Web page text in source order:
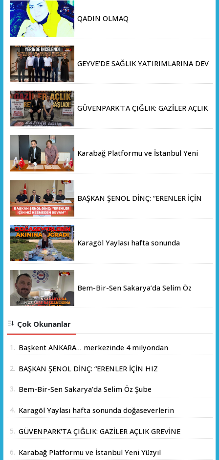
QADIN OLMAQ
GEYVE’DE SAĞLIK YATIRIMLARINA DEV
KAYHAN ÖZDEMİR VE SAHA HEYETİ
GÜVENPARK'TA ÇIĞLIK: GAZİLER AÇLIK
Karabağ Platformu ve İstanbul Yeni
İş Birliği Memorandumu İmzalandı
BAŞKAN ŞENOL DİNÇ: “ERENLER İÇİN
Karagöl Yaylası hafta sonunda
Bem-Bir-Sen Sakarya’da Selim Öz
Çok Okunanlar
1. Başkent ANKARA… merkezinde 4 milyondan
2. BAŞKAN ŞENOL DİNÇ: “ERENLER İÇİN HIZ
3. Bem-Bir-Sen Sakarya’da Selim Öz Şube
4. Karagöl Yaylası hafta sonunda doğaseverlerin
5. GÜVENPARK'TA ÇIĞLIK: GAZİLER AÇLIK GREVİNE
6. Karabağ Platformu ve İstanbul Yeni Yüzyıl